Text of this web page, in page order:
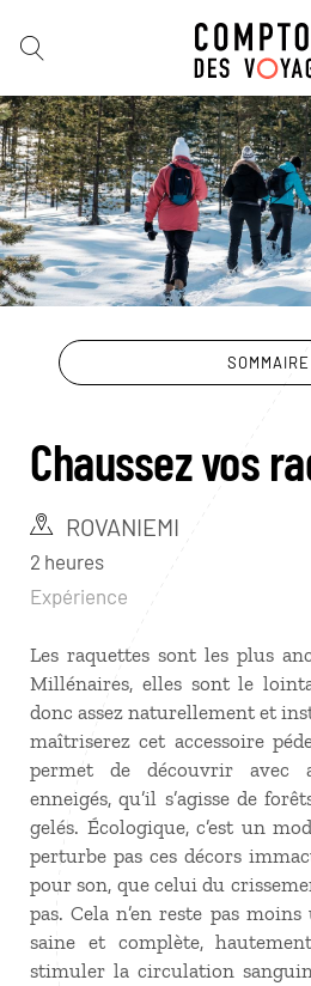
SOMMAIRE
Chaussez vos
ROVANIEMI
2 heures
Expérience
Les raquettes sont les plus
Millénaires, elles sont le
donc assez naturellement et
maîtriserez cet accessoire
permet de découvrir avec
enneigés, qu’il s’agisse de
gelés. Écologique, c’est un
perturbe pas ces décors
pour son, que celui du
pas. Cela n’en reste pas
saine et complète,
stimuler la circulation